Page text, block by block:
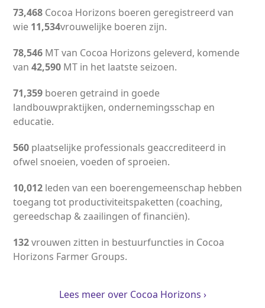
73,468 Cocoa Horizons boeren geregistreerd van
wie 11,534vrouwelijke boeren zijn.
78,546 MT van Cocoa Horizons geleverd, komende
van42,590 MT in het laatste seizoen.
71,359 boeren getraind in goede
landbouwpraktijken, ondernemingsschap en
educatie.
560 plaatselijke professionals geaccrediteerd in
ofwel snoeien, voeden of sproeien.
10,012 leden van een boerengemeenschap hebben
toegang tot productiviteitspaketten (coaching,
gereedschap & zaailingen of financiën).
132vrouwen zitten in bestuurfuncties in Cocoa
Horizons Farmer Groups.
Lees meer over Cocoa Horizons ›